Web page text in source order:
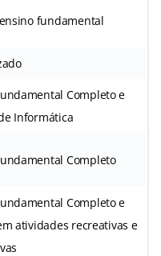
fundamental
Completo e
Informática
Completo
Completo e
atividades recreativas e